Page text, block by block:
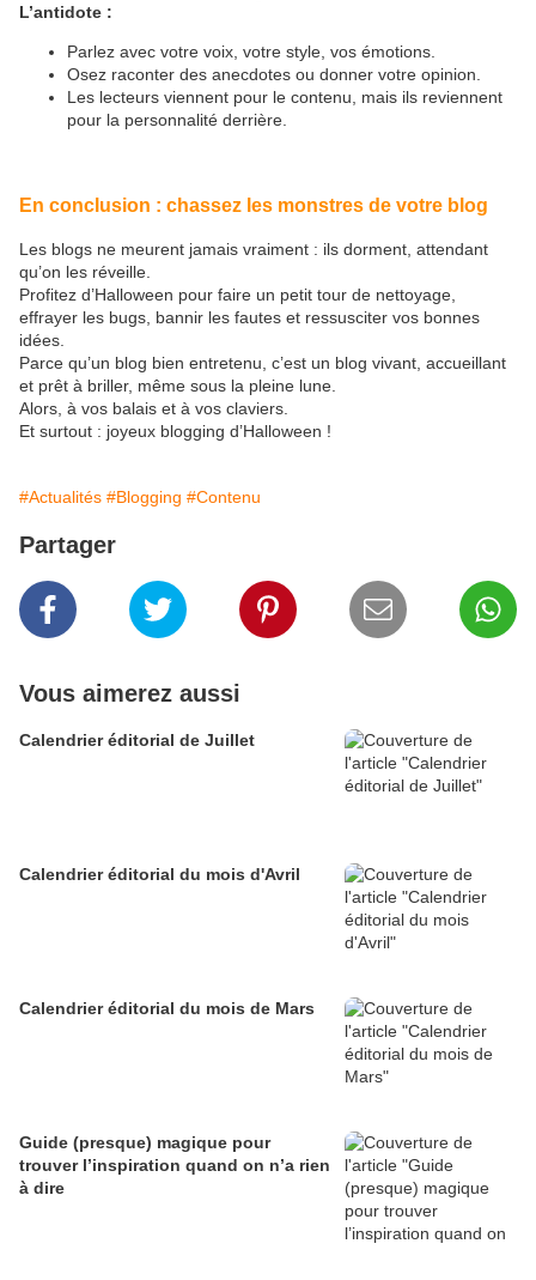
L’antidote :
Parlez avec votre voix, votre style, vos émotions.
Osez raconter des anecdotes ou donner votre opinion.
Les lecteurs viennent pour le contenu, mais ils reviennent
pour la personnalité derrière.
En conclusion : chassez les monstres de votre blog
Les blogs ne meurent jamais vraiment : ils dorment, attendant
qu’on les réveille.
Profitez d’Halloween pour faire un petit tour de nettoyage,
effrayer les bugs, bannir les fautes et ressusciter vos bonnes
idées.
Parce qu’un blog bien entretenu, c’est un blog vivant, accueillant
et prêt à briller, même sous la pleine lune.
Alors, à vos balais et à vos claviers.
Et surtout : joyeux blogging d’Halloween !
#Actualités #Blogging #Contenu
Partager
Vous aimerez aussi
Calendrier éditorial de Juillet
Calendrier éditorial du mois d'Avril
Calendrier éditorial du mois de Mars
Guide (presque) magique pour
trouver l’inspiration quand on n’a rien
à dire